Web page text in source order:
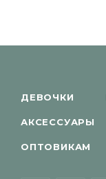
ДЕВОЧКИ
АКСЕССУАРЫ
ОПТОВИКАМ